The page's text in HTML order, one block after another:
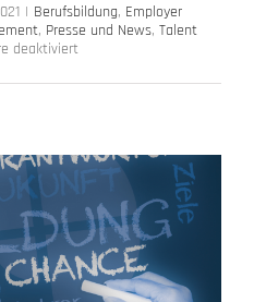
| Berufsbildung, Employer
, Presse und News, Talent
deaktiviert
2021/2022
startet
am
September
2021